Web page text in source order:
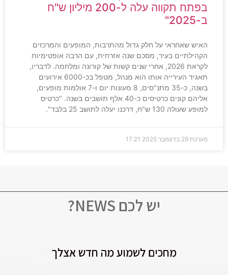
בפתח תקווה עלה ל-200 מיליון ש"ח
ב-2025"
האיש שאחראי על חלק גדול מהתרבות, המופעים והמרכזים
הקהילתיים בעיר, מסכם שנה אזרחית, עם הרבה אופטימיות
לקראת 2026, אחרי שנים קשות של קורונה ומלחמה. לדבריו,
תאגיד העירייה אותו הוא מנהל, מטפל בכ-6000 אירועים
בשנה, כ-35 מתנ"סים, 8 מעונות יום ו-7 אולמות מופעים,
אליהם קונים כרטיסים כ-40 אלף תושבים בשנה. "כרטיס
למופע שעולה 130 ש"ח, דרכנו יעלה לתושב 25 בלבד".
מערכת 29 בדצמבר 2025 17:21
יש לכם NEWS?
מחכים לשמוע מה חדש אצלך